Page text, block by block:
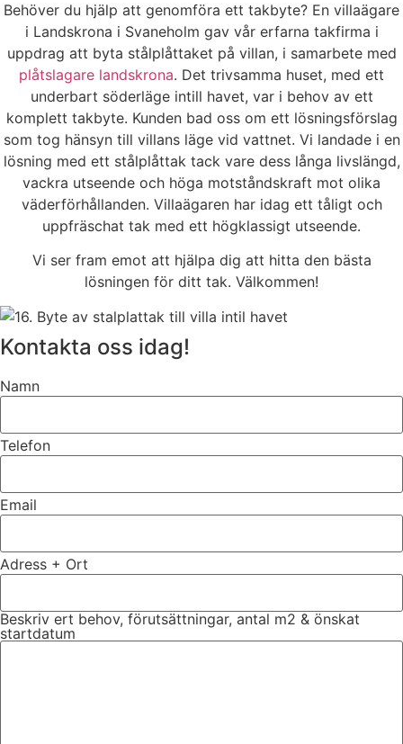
Behöver du hjälp att genomföra ett takbyte? En villaägare
i Landskrona i Svaneholm gav vår erfarna takfirma i
uppdrag att byta stålplåttaket på villan, i samarbete med
plåtslagare landskrona. Det trivsamma huset, med ett
underbart söderläge intill havet, var i behov av ett
komplett takbyte. Kunden bad oss om ett lösningsförslag
som tog hänsyn till villans läge vid vattnet. Vi landade i en
lösning med ett stålplåttak tack vare dess långa livslängd,
vackra utseende och höga motståndskraft mot olika
väderförhållanden. Villaägaren har idag ett tåligt och
uppfräschat tak med ett högklassigt utseende.
Vi ser fram emot att hjälpa dig att hitta den bästa
lösningen för ditt tak. Välkommen!
Kontakta oss idag!
Namn
Telefon
Email
Adress + Ort
Beskriv ert behov, förutsättningar, antal m2 & önskat
startdatum